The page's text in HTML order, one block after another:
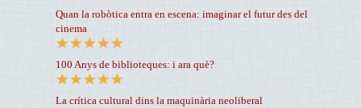
Quan la robòtica entra en escena: imaginar el futur des del
cinema
100 Anys de biblioteques: i ara què?
La crítica cultural dins la maquinària neoliberal